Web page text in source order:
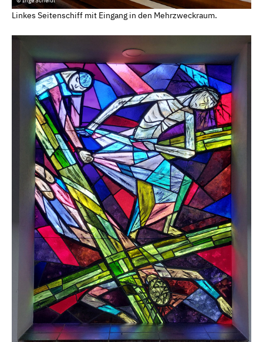
Linkes Seitenschiff mit Eingang in den Mehrzweckraum.